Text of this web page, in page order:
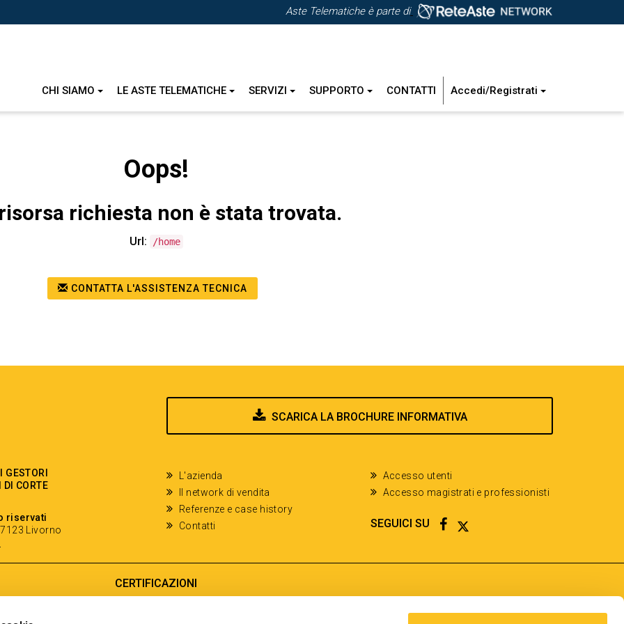
Aste Telematiche è parte di
CHI SIAMO LE ASTE TELEMATICHE SERVIZI SUPPORTO CONTATTI Accedi/Registrati
Oops!
richiesta non è stata trovata.
Url: /home
CONTATTA L'ASSISTENZA TECNICA
SCARICA LA BROCHURE INFORMATIVA
DI CORTE
riservati
Livorno
L'azienda
Il network di vendita
Referenze e case history
Contatti
Accesso utenti
Accesso magistrati e professionisti
SEGUICI SU FACEBOOK
TWITTER
CERTIFICAZIONI